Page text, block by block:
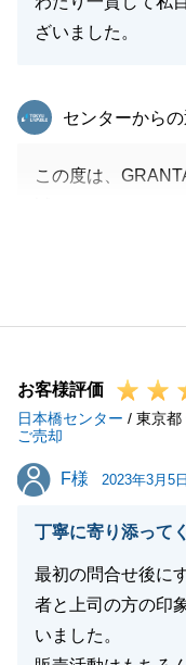
ざいました。
東急リバブル
センターから
この度は、
にご売却が完了出
今後の計画してい
が発生するかと存
何卒よろしくお願
お客様評価
日本橋センター / 東京都
ご売却
F様
F様 2023年3月5日
丁寧に寄り添って
最初の問合せ後に
者と上司の方の印
いました。